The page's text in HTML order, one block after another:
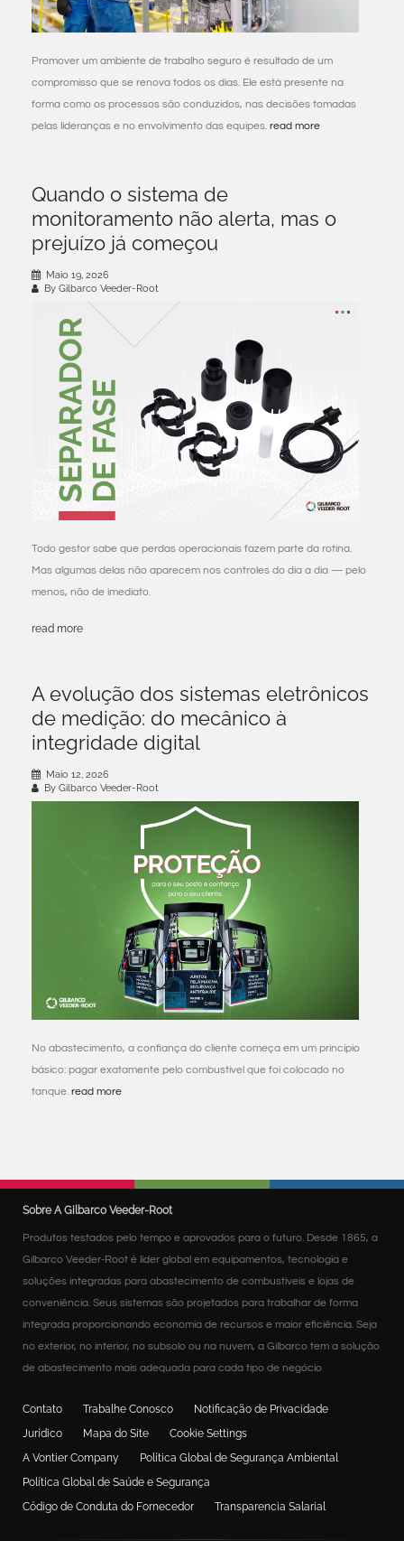
Promover um ambiente de trabalho seguro é resultado de um
compromisso que se renova todos os dias. Ele está presente na
forma como os processos são conduzidos, nas decisões tomadas
pelas lideranças e no envolvimento das equipes. read more
Quando o sistema de
monitoramento não alerta, mas o
prejuízo já começou
Maio 19, 2026
By Gilbarco Veeder-Root
Todo gestor sabe que perdas operacionais fazem parte da rotina.
Mas algumas delas não aparecem nos controles do dia a dia — pelo
menos, não de imediato.
read more
A evolução dos sistemas eletrônicos
de medição: do mecânico à
integridade digital
Maio 12, 2026
By Gilbarco Veeder-Root
No abastecimento, a confiança do cliente começa em um princípio
básico: pagar exatamente pelo combustível que foi colocado no
tanque. read more
Sobre A Gilbarco Veeder-Root
Produtos testados pelo tempo e aprovados para o futuro. Desde 1865, a
Gilbarco Veeder-Root é líder global em equipamentos, tecnologia e
soluções integradas para abastecimento de combustíveis e lojas de
conveniência. Seus sistemas são projetados para trabalhar de forma
integrada proporcionando economia de recursos e maior eficiência. Seja
no exterior, no interior, no subsolo ou na nuvem, a Gilbarco tem a solução
de abastecimento mais adequada para cada tipo de negócio
Contato Trabalhe Conosco
Notificação de Privacidade
Jurídico
Mapa do Site
Cookie Settings
A Vontier Company
Política Global de Segurança Ambiental
Política Global de Saúde e Segurança
Código de Conduta do Fornecedor
Transparencia Salarial